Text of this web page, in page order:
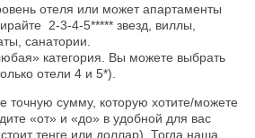
отеля или может апартаменты
2-3-4-5***** звезд, виллы,
санатории.
категория. Вы можете выбрать
отели 4 и 5*).
точную сумму, которую хотите/можете
«от» и «до» в удобной для вас
тенге или доллар). Тогда наша